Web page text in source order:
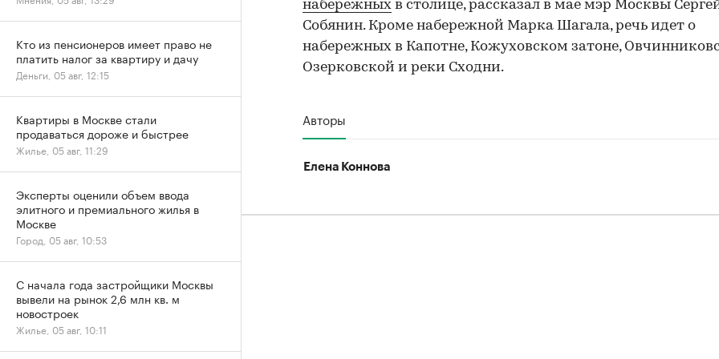
набережных в столице, рассказал в мае мэр Москвы
Собянин. Кроме набережной Марка Шагала, речь идет о
набережных в Капотне, Кожуховском затоне,
Озерковской и реки Сходни.
Авторы
Елена Коннова
Кто из пенсионеров имеет право не
платить налог за квартиру и дачу
Деньги, 05 авг, 12:15
Квартиры в Москве стали
продаваться дороже и быстрее
Жилье, 05 авг, 11:29
Эксперты оценили объем ввода
элитного и премиального жилья в
Москве
Город, 05 авг, 10:53
С начала года застройщики Москвы
вывели на рынок 2,6 млн кв. м
новостроек
Жилье, 05 авг, 10:11